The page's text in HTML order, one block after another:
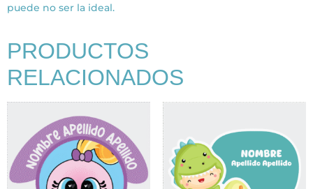
puede no ser la ideal.
PRODUCTOS
RELACIONADOS